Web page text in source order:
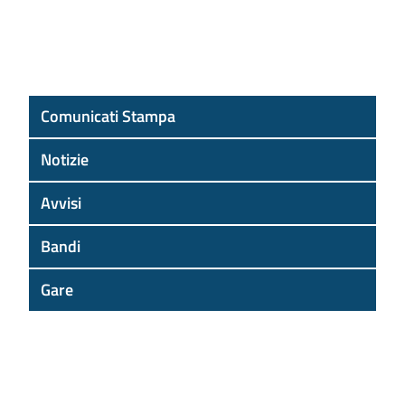
Comunicati Stampa
Notizie
Avvisi
Bandi
Gare